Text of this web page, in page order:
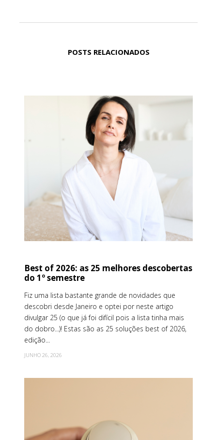
POSTS RELACIONADOS
Best of 2026: as 25 melhores descobertas
do 1º semestre
Fiz uma lista bastante grande de novidades que
descobri desde Janeiro e optei por neste artigo
divulgar 25 (o que já foi difícil pois a lista tinha mais
do dobro...)! Estas são as 25 soluções best of 2026,
edição...
JUNHO 26, 2026